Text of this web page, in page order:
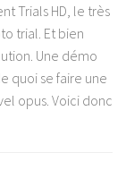
Trials HD, le très
trial. Et bien
Une démo
quoi se faire une
opus. Voici donc